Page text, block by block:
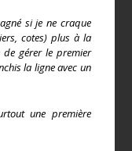
si je ne craque
cotes) plus à la
gérer le premier
la ligne avec un
une première